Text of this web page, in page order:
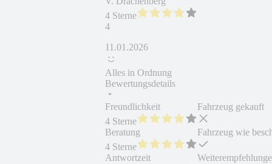
4 Sterne
4
11.01.2026
Alles in Ordnung
Bewertungsdetails
Freundlichkeit
4 Sterne
Beratung
4 Sterne
Antwortzeit
Fahrzeug gekauft
Fahrzeug wie